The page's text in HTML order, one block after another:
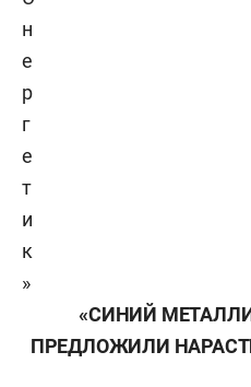
н
е
р
г
е
т
и
к
»
«СИНИЙ
ПРЕДЛОЖИЛИ